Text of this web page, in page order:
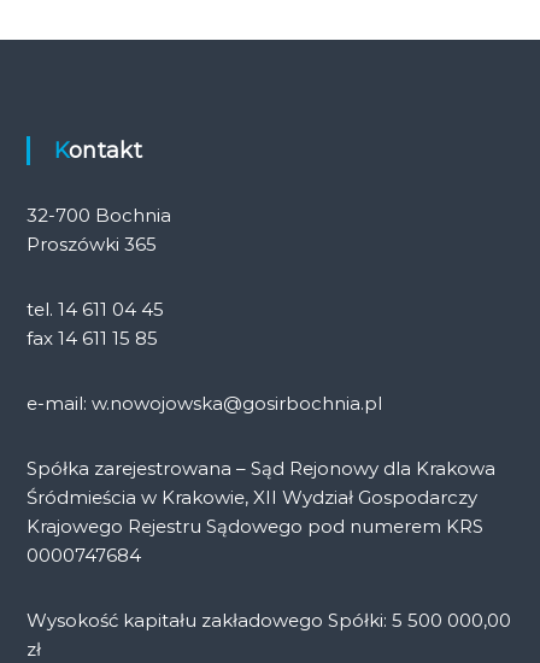
Kontakt
32-700 Bochnia
Proszówki 365
tel. 14 611 04 45
fax 14 611 15 85
e-mail: w.nowojowska@gosirbochnia.pl
Spółka zarejestrowana – Sąd Rejonowy dla Krakowa
Śródmieścia w Krakowie, XII Wydział Gospodarczy
Krajowego Rejestru Sądowego pod numerem KRS
0000747684
Wysokość kapitału zakładowego Spółki: 5 500 000,00
zł